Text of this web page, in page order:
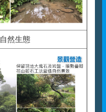
然生態